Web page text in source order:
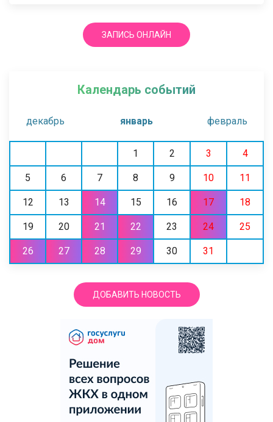
ЗАПИСЬ ОНЛАЙН
Календарь событий
декабрь январь февраль
1 2 3 4
5 6 7 8 9 10 11
12 13 14 15 16 17 18
19 20 21 22 23 24 25
26 27 28 29 30 31
ДОБАВИТЬ НОВОСТЬ